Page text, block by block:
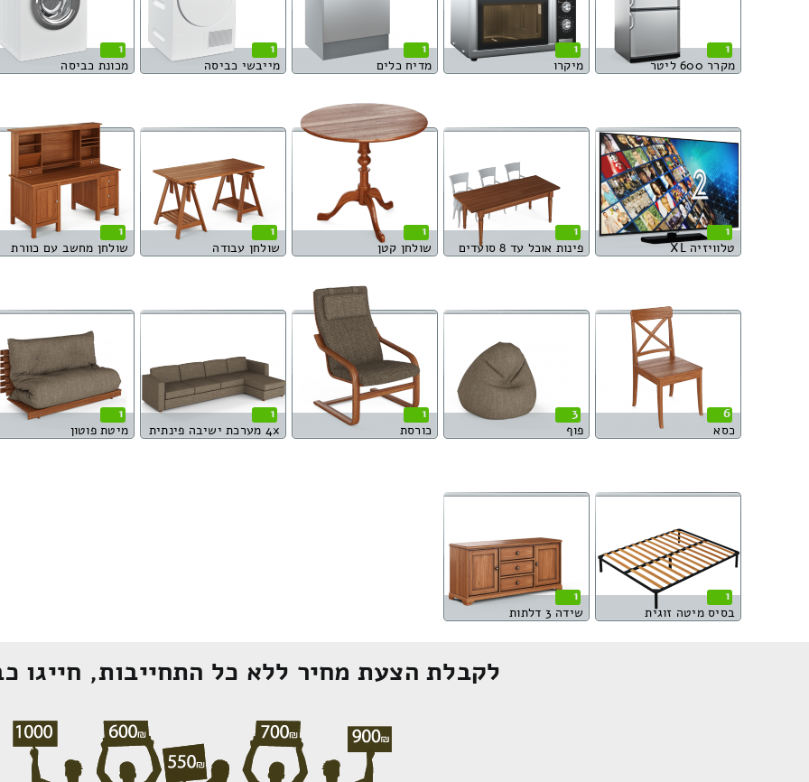
1
מקרר 600 ליטר
1
מיקרו
1
מדיח כלים
1
מייבשי כביסה
1
מכונת כביסה
1
טלוויזיה XL
1
פינות אוכל עד 8 סועדים
1
שולחן קטן
1
שולחן עבודה
1
שולחן מחשב עם כוורת
6
כסא
3
פוף
1
כורסת
1
4x מערכת ישיבה פינתית
1
מיטת פוטון
1
בסיס מיטה זוגית
1
שידה 3 דלתות
לקבלת הצעת מחיר ללא כל התחייבות, חייגו